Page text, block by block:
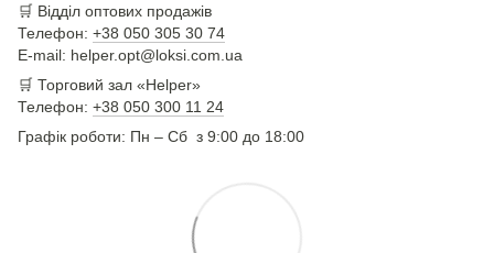
🛒 Відділ оптових продажів
Телефон: +38 050 305 30 74
E-mail: helper.opt@loksi.com.ua
🛒 Торговий зал «Helper»
Телефон: +38 050 300 11 24
Графік роботи: Пн – Сб з 9:00 до 18:00